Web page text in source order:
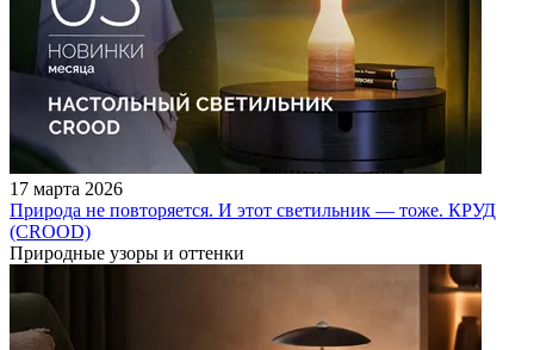
17 марта 2026
Природа не повторяется. И этот светильник — тоже. КРУД
(CROOD)
Природные узоры и оттенки